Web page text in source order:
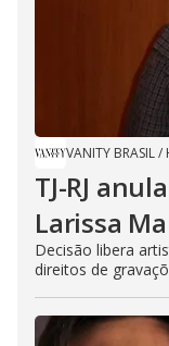
VANITY BRASIL/
TJ-RJ
Larissa
Decisão libera
direitos de